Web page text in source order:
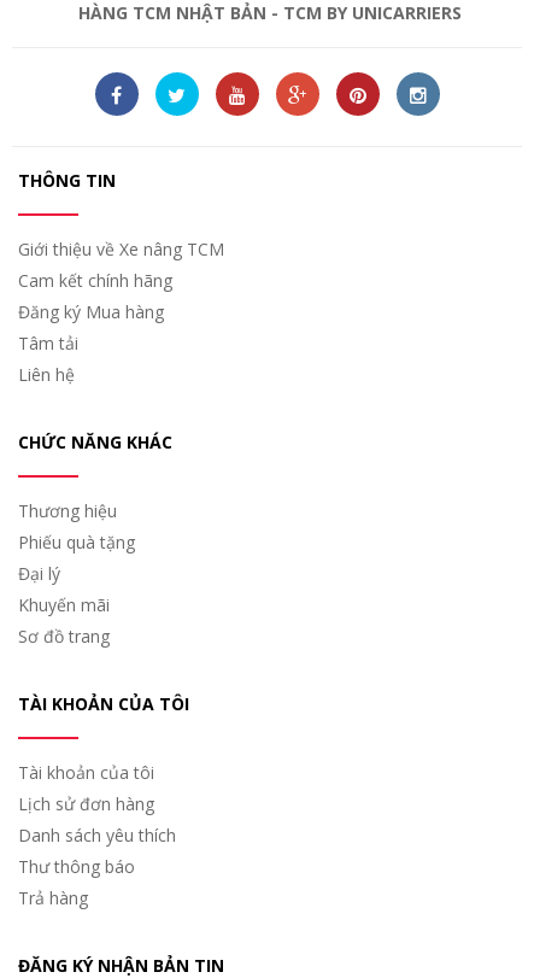
HÀNG TCM NHẬT BẢN - TCM BY UNICARRIERS
THÔNG TIN
Giới thiệu về Xe nâng TCM
Cam kết chính hãng
Đăng ký Mua hàng
Tâm tải
Liên hệ
CHỨC NĂNG KHÁC
Thương hiệu
Phiếu quà tặng
Đại lý
Khuyến mãi
Sơ đồ trang
TÀI KHOẢN CỦA TÔI
Tài khoản của tôi
Lịch sử đơn hàng
Danh sách yêu thích
Thư thông báo
Trả hàng
ĐĂNG KÝ NHẬN BẢN TIN